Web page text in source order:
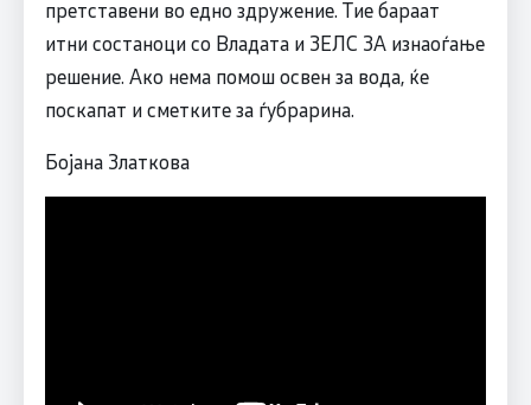
претставени во едно здружение. Тие бараат
итни состаноци со Владата и ЗЕЛС ЗА изнаоѓање
решение. Ако нема помош освен за вода, ќе
поскапат и сметките за ѓубрарина.
Бојана Златкова